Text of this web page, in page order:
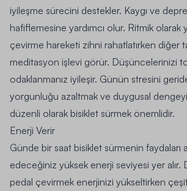
iyileşme sürecini destekler. Kaygı ve
hafiflemesine yardımcı olur. Ritmik olarak
çevirme hareketi zihni rahatlatırken diğer
meditasyon işlevi görür. Düşüncelerinizi
odaklanmanız iyileşir. Günün stresini
yorgunluğu azaltmak ve duygusal
düzenli olarak bisiklet sürmek önemlidir.
Enerji Verir
Günde bir saat bisiklet sürmenin faydaları
edeceğiniz yüksek enerji seviyesi yer alır.
pedal çevirmek enerjinizi yükseltirken